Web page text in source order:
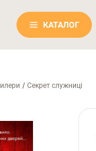
КАТАЛОГ
/ Секрет служниці